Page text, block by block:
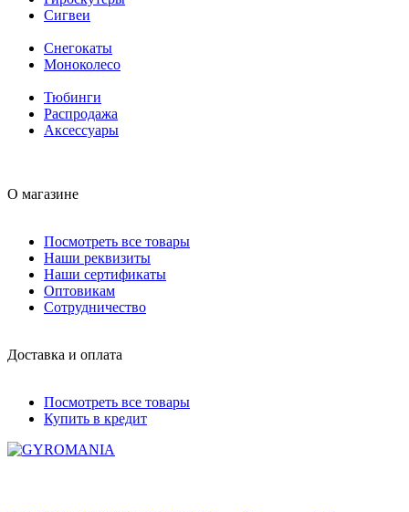
Сигвеи
Снегокаты
Моноколесо
Тюбинги
Распродажа
Аксессуары
О магазине
Посмотреть все товары
Наши реквизиты
Наши сертификаты
Оптовикам
Сотрудничество
Доставка и оплата
Посмотреть все товары
Купить в кредит